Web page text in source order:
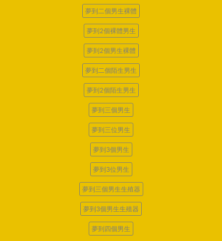
夢到二個男生裸體
夢到2個裸體男生
夢到2個男生裸體
夢到二個陌生男生
夢到2個陌生男生
夢到三個男生
夢到三位男生
夢到3個男生
夢到3位男生
夢到三個男生生殖器
夢到3個男生生殖器
夢到四個男生